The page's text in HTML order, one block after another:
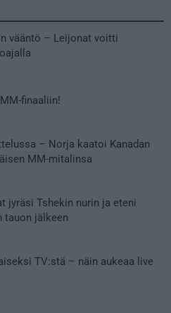
vääntö – Leijonat voitti
finaaliin!
– Norja kaatoi Kanadan
MM-mitalinsa
jyräsi Tshekin nurin ja eteni
tauon jälkeen
TV:stä – näin aukeaa live